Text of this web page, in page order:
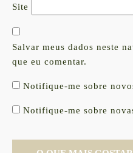
Site
Salvar meus dados neste
que eu comentar.
Notifique-me sobre
Notifique-me sobre